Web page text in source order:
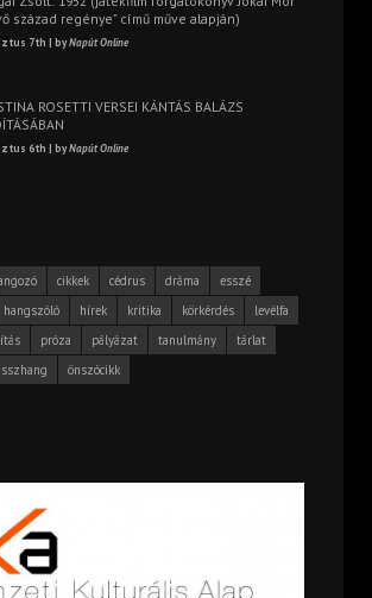
század regénye” című műve alapján)
7th | byNapút Online
ROSETTI VERSEI KÁNTÁS BALÁZS
6th | byNapút Online
cikkek cédrus dráma
esszé
hangszóló hírek kritika körkérdés
levélfa
próza pályázat tanulmány
tárlat
önszócikk